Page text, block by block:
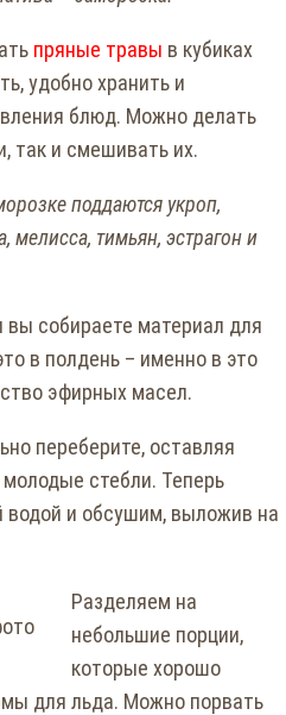
пряные травы в кубиках
удобно хранить и
блюд. Можно делать
так и смешивать их.
поддаются укроп,
мелисса, тимьян, эстрагон и
собираете материал для
в полдень – именно в это
эфирных масел.
переберите, оставляя
стебли. Теперь
водой и обсушим, выложив на
Разделяем на
небольшие порции,
которые хорошо
для льда. Можно порвать